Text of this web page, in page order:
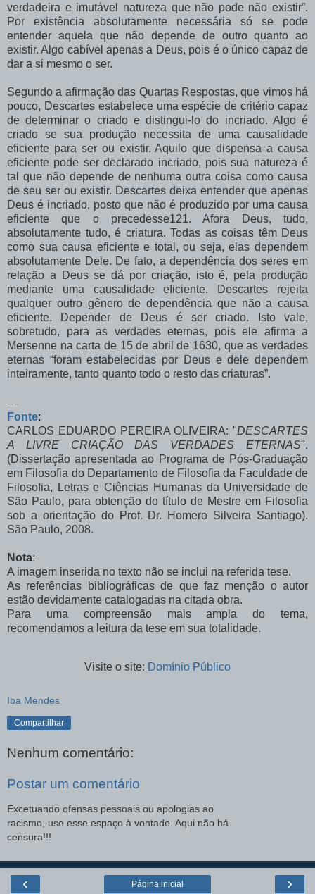
verdadeira e imutável natureza que não pode não existir”.
Por existência absolutamente necessária só se pode
entender aquela que não depende de outro quanto ao
existir. Algo cabível apenas a Deus, pois é o único capaz de
dar a si mesmo o ser.
Segundo a afirmação das Quartas Respostas, que vimos há
pouco, Descartes estabelece uma espécie de critério capaz
de determinar o criado e distingui-lo do incriado. Algo é
criado se sua produção necessita de uma causalidade
eficiente para ser ou existir. Aquilo que dispensa a causa
eficiente pode ser declarado incriado, pois sua natureza é
tal que não depende de nenhuma outra coisa como causa
de seu ser ou existir. Descartes deixa entender que apenas
Deus é incriado, posto que não é produzido por uma causa
eficiente que o precedesse121. Afora Deus, tudo,
absolutamente tudo, é criatura. Todas as coisas têm Deus
como sua causa eficiente e total, ou seja, elas dependem
absolutamente Dele. De fato, a dependência dos seres em
relação a Deus se dá por criação, isto é, pela produção
mediante uma causalidade eficiente. Descartes rejeita
qualquer outro gênero de dependência que não a causa
eficiente. Depender de Deus é ser criado. Isto vale,
sobretudo, para as verdades eternas, pois ele afirma a
Mersenne na carta de 15 de abril de 1630, que as verdades
eternas “foram estabelecidas por Deus e dele dependem
inteiramente, tanto quanto todo o resto das criaturas”.
---
Fonte:
CARLOS EDUARDO PEREIRA OLIVEIRA: "DESCARTES
A LIVRE CRIAÇÃO DAS VERDADES ETERNAS".
(Dissertação apresentada ao Programa de Pós-Graduação
em Filosofia do Departamento de Filosofia da Faculdade de
Filosofia, Letras e Ciências Humanas da Universidade de
São Paulo, para obtenção do título de Mestre em Filosofia
sob a orientação do Prof. Dr. Homero Silveira Santiago).
São Paulo, 2008.
Nota:
A imagem inserida no texto não se inclui na referida tese.
As referências bibliográficas de que faz menção o autor
estão devidamente catalogadas na citada obra.
Para uma compreensão mais ampla do tema,
recomendamos a leitura da tese em sua totalidade.
Visite o site: Domínio Público
Iba Mendes
Compartilhar
Nenhum comentário:
Postar um comentário
Excetuando ofensas pessoais ou apologias ao
racismo, use esse espaço à vontade. Aqui não há
censura!!!
‹ ›
Página inicial